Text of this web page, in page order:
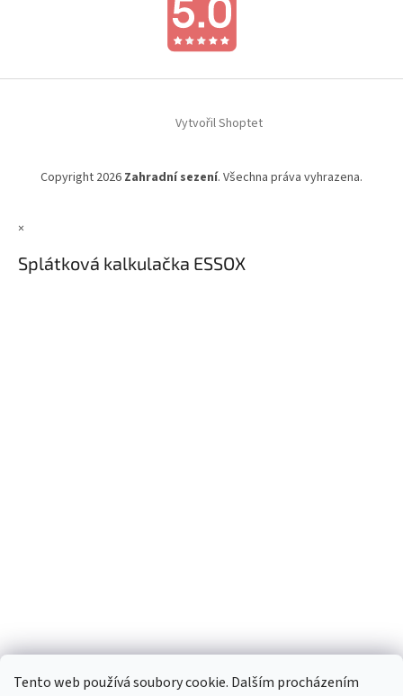
Tento web používá soubory cookie. Dalším procházením
Vytvořil Shoptet
Copyright 2026 Zahradní sezení. Všechna práva vyhrazena.
×
Splátková kalkulačka ESSOX